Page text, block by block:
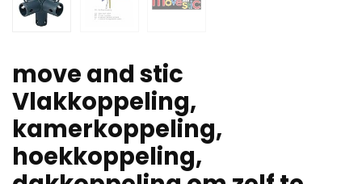
move and stic
Vlakkoppeling,
kamerkoppeling,
hoekkoppeling,